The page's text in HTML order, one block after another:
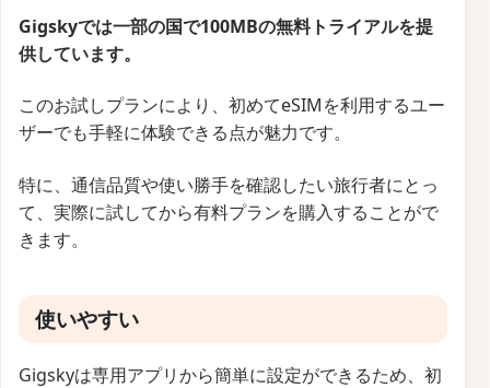
Gigskyでは一部の国で100MBの無料トライアルを提
供しています。
このお試しプランにより、初めてeSIMを利用するユー
ザーでも手軽に体験できる点が魅力です。
特に、通信品質や使い勝手を確認したい旅行者にとっ
て、実際に試してから有料プランを購入することがで
きます。
使いやすい
Gigskyは専用アプリから簡単に設定ができるため、初